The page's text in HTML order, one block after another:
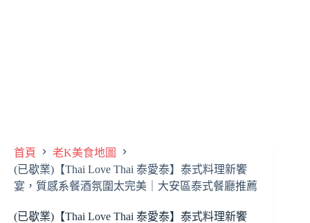
首頁
老K美食地圖
(已歇業)【Thai Love Thai 泰愛泰】泰式料理新饗
宴，質感系餐酒氛圍太完美｜大安區泰式餐廳推薦
(已歇業)【Thai Love Thai 泰愛泰】泰式料理新饗